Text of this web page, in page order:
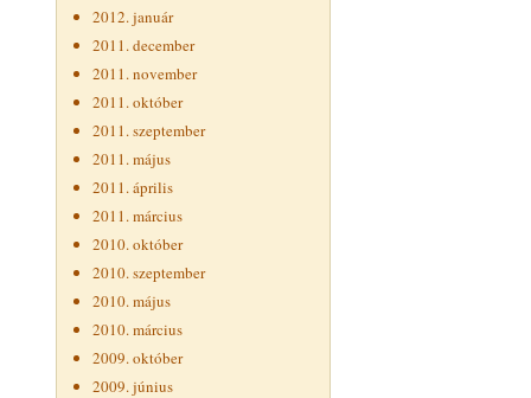
2012. január
2011. december
2011. november
2011. október
2011. szeptember
2011. május
2011. április
2011. március
2010. október
2010. szeptember
2010. május
2010. március
2009. október
2009. június